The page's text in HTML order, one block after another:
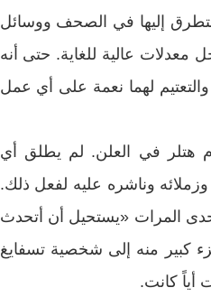
إليها في الصحف ووسائل
معدلات عالية للغاية. حتى أنه
لهما نعمة على أي عمل
هتلر في العلن. لم يطلق أي
وناشره عليه لفعل ذلك.
المرات «يستحيل أن أتحدث
كبير منه إلى شخصية تسفايغ
أياً كانت.